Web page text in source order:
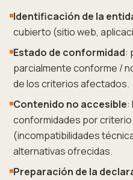
Identificación de la
cubierto (sitio web,
Estado de conformidad:
parcialmente conforme /
de los criterios afectados.
Contenido no accesible:
conformidades por criterio
(incompatibilidades
alternativas ofrecidas.
Preparación de la